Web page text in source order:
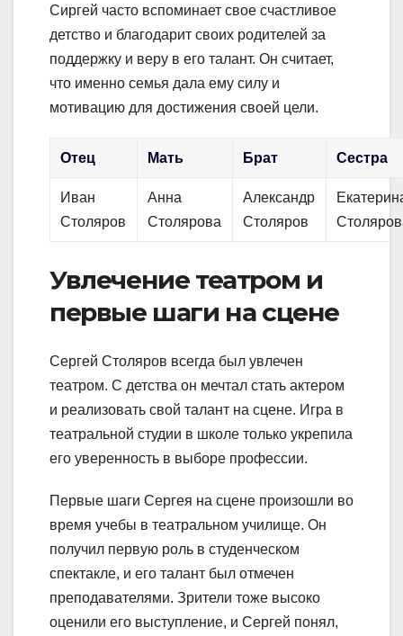
Сиргей часто вспоминает свое счастливое
детство и благодарит своих родителей за
поддержку и веру в его талант. Он считает,
что именно семья дала ему силу и
мотивацию для достижения своей цели.
Отец Мать Брат Сестра
Иван
Столяров
Анна
Столярова
Александр
Столяров
Увлечение театром и
первые шаги на сцене
Сергей Столяров всегда был увлечен
театром. С детства он мечтал стать актером
и реализовать свой талант на сцене. Игра в
театральной студии в школе только укрепила
его уверенность в выборе профессии.
Первые шаги Сергея на сцене произошли во
время учебы в театральном училище. Он
получил первую роль в студенческом
спектакле, и его талант был отмечен
преподавателями. Зрители тоже высоко
оценили его выступление, и Сергей понял,